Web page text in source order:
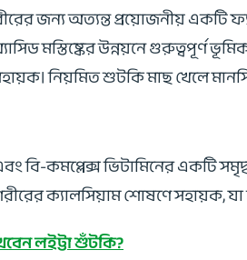
জন্য অত্যন্ত প্রয়োজনীয় একটি
মস্তিষ্কের উন্নয়নে গুরুত্বপূর্ণ
নিয়মিত শুটকি মাছ খেলে
বি-কমপ্লেক্স ভিটামিনের একটি
ক্যালসিয়াম শোষণে সহায়ক,
লইট্টা শুঁটকি?